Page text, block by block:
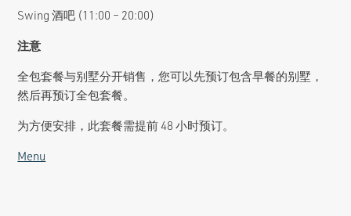
Swing 酒吧 (11:00 – 20:00)
注意
全包套餐与别墅分开销售，您可以先预订包含早餐的别墅，
然后再预订全包套餐。
为方便安排，此套餐需提前 48 小时预订。
Menu